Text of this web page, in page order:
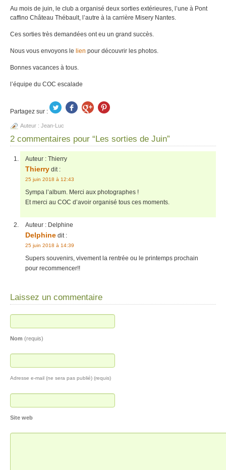
Au mois de juin, le club a organisé deux sorties extérieures, l’une à Pont
caffino Château Thébault, l’autre à la carrière Misery Nantes.
Ces sorties très demandées ont eu un grand succès.
Nous vous envoyons le lien pour découvrir les photos.
Bonnes vacances à tous.
l’équipe du COC escalade
Partagez sur :
Auteur : Jean-Luc
2 commentaires pour “Les sorties de Juin”
Auteur : Thierry
Thierry dit :
25 juin 2018 à 12:43
Sympa l’album. Merci aux photographes !
Et merci au COC d’avoir organisé tous ces moments.
Auteur : Delphine
Delphine dit :
25 juin 2018 à 14:39
Supers souvenirs, vivement la rentrée ou le printemps prochain
pour recommencer!!
Laissez un commentaire
Nom (requis)
Adresse e-mail (ne sera pas publié) (requis)
Site web